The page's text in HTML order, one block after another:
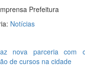
Prefeitura
Notícias
nova parceria com
de cursos na cidade